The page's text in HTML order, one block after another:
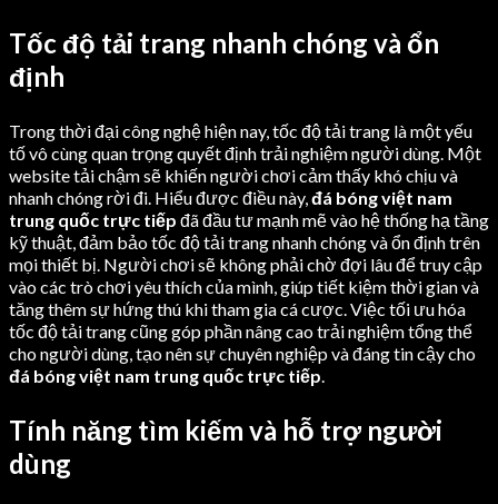
Tốc độ tải trang nhanh chóng và ổn
định
Trong thời đại công nghệ hiện nay, tốc độ tải trang là một yếu
tố vô cùng quan trọng quyết định trải nghiệm người dùng. Một
website tải chậm sẽ khiến người chơi cảm thấy khó chịu và
nhanh chóng rời đi. Hiểu được điều này,đá bóng việt nam
trung quốc trực tiếp đã đầu tư mạnh mẽ vào hệ thống hạ tầng
kỹ thuật, đảm bảo tốc độ tải trang nhanh chóng và ổn định trên
mọi thiết bị. Người chơi sẽ không phải chờ đợi lâu để truy cập
vào các trò chơi yêu thích của mình, giúp tiết kiệm thời gian và
tăng thêm sự hứng thú khi tham gia cá cược. Việc tối ưu hóa
tốc độ tải trang cũng góp phần nâng cao trải nghiệm tổng thể
cho người dùng, tạo nên sự chuyên nghiệp và đáng tin cậy cho
đá bóng việt nam trung quốc trực tiếp.
Tính năng tìm kiếm và hỗ trợ người
dùng